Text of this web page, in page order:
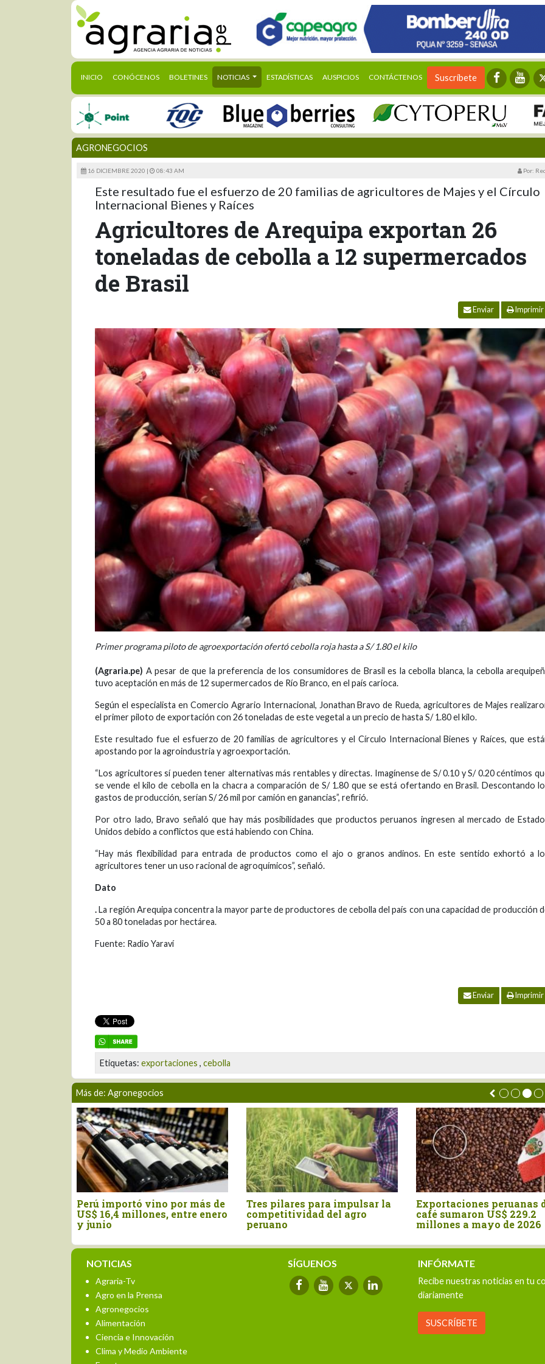
INICIO (CURRENT)
CONÓCENOS BOLETINES NOTICIAS ESTADÍSTICAS AUSPICIOS CONTÁCTENOS Suscríbete
AGRONEGOCIOS
16 DICIEMBRE 2020 | 08:43 AM Por:
Este resultado fue el esfuerzo de 20 familias de agricultores de Majes y el Círculo
Internacional Bienes y Raíces
Agricultores de Arequipa exportan 26
toneladas de cebolla a 12 supermercados
de Brasil
Enviar Imprimir
Primer programa piloto de agroexportación ofertó cebolla roja hasta a S/ 1.80 el kilo
(Agraria.pe) A pesar de que la preferencia de los consumidores de Brasil es la cebolla blanca, la cebolla
tuvo aceptación en más de 12 supermercados de Río Branco, en el país carioca.
Según el especialista en Comercio Agrario Internacional, Jonathan Bravo de Rueda, agricultores de Majes
el primer piloto de exportación con 26 toneladas de este vegetal a un precio de hasta S/ 1.80 el kilo.
Este resultado fue el esfuerzo de 20 familias de agricultores y el Círculo Internacional Bienes y Raíces, que
apostando por la agroindustria y agroexportación.
“Los agricultores sí pueden tener alternativas más rentables y directas. Imagínense de S/ 0.10 y S/ 0.20 céntimos
se vende el kilo de cebolla en la chacra a comparación de S/ 1.80 que se está ofertando en Brasil. Descontando
gastos de producción, serían S/ 26 mil por camión en ganancias”, refirió.
Por otro lado, Bravo señaló que hay más posibilidades que productos peruanos ingresen al mercado de
Unidos debido a conflictos que está habiendo con China.
“Hay más flexibilidad para entrada de productos como el ajo o granos andinos. En este sentido exhortó a
agricultores tener un uso racional de agroquímicos”, señaló.
Dato
.La región Arequipa concentra la mayor parte de productores de cebolla del país con una capacidad de producción
50 a 80 toneladas por hectárea.
Fuente: Radio Yaraví
Enviar Imprimir
Etiquetas: exportaciones , cebolla
Más de: Agronegocios
Perú importó vino por más de
US$ 16,4 millones, entre enero
y junio
Tres pilares para impulsar la
competitividad del agro
peruano
Exportaciones peruanas
café sumaron US$ 229.2
millones a mayo de 2026
NOTICIAS
Agraria-Tv
Agro en la Prensa
Agronegocios
Alimentación
Ciencia e Innovación
Clima y Medio Ambiente
SÍGUENOS INFÓRMATE
Recibe nuestras noticias en tu
diariamente
SUSCRÍBETE